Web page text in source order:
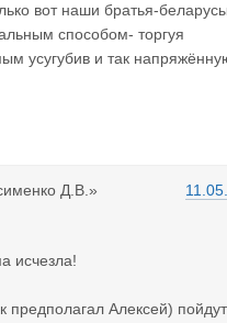
вот наши братья-
способом- торгуя
усугубив и так
Д.В.»
исчезла!
предполагал Алексей) пойдут